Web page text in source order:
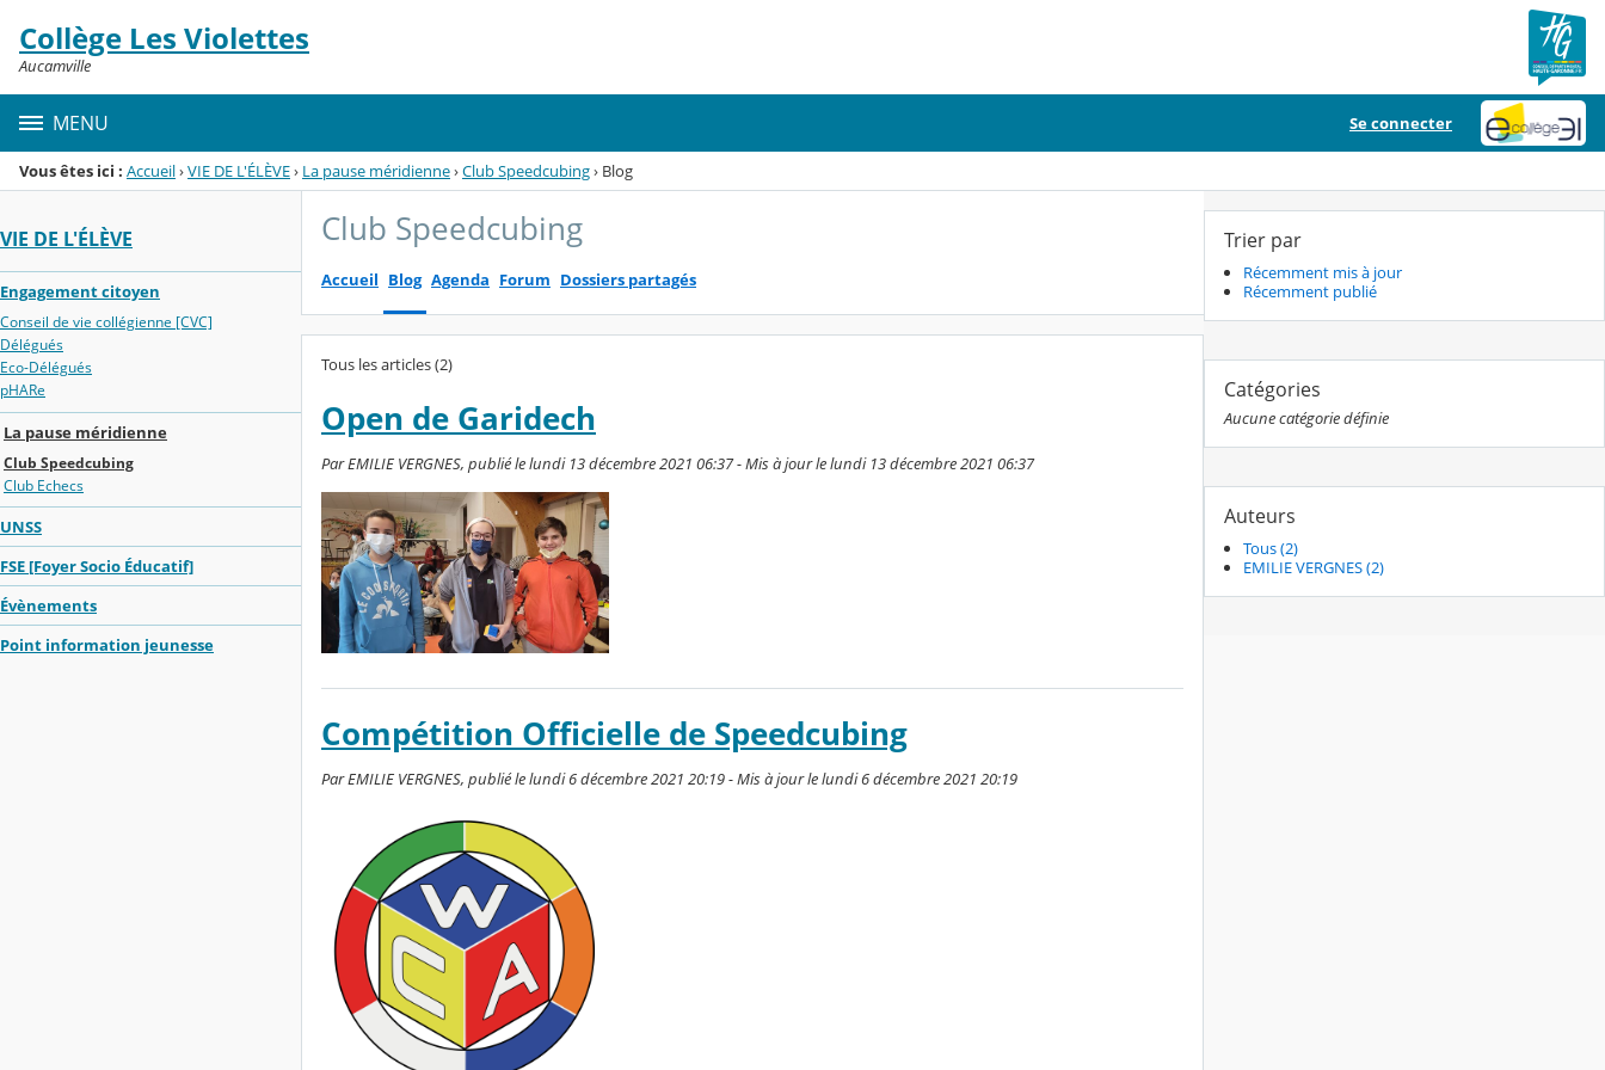
Menu de la rubrique
Contenu
Collège Les Violettes
Aucamville
MENU Se connecter
Vous êtes ici : Accueil›VIE DE L'ÉLÈVE› La pause méridienne›Club Speedcubing› Blog
VIE DE L'ÉLÈVE
Engagement citoyen
Conseil de vie collégienne [CVC]
Délégués
Eco-Délégués
pHARe
La pause méridienne
Club Speedcubing
Club Echecs
UNSS
FSE [Foyer Socio Éducatif]
Évènements
Point information jeunesse
Club Speedcubing
Accueil Blog Agenda Forum Dossiers partagés
Tous les articles (2)
Open de Garidech
Par EMILIE VERGNES, publié le lundi 13 décembre 2021 06:37 - Mis à jour le lundi 13 décembre 2021 06:37
Compétition Officielle de Speedcubing
Par EMILIE VERGNES, publié le lundi 6 décembre 2021 20:19 - Mis à jour le lundi 6 décembre 2021 20:19
Trier par
Récemment mis à jour
Récemment publié
Catégories
Aucune catégorie définie
Auteurs
Tous (2)
EMILIE VERGNES (2)